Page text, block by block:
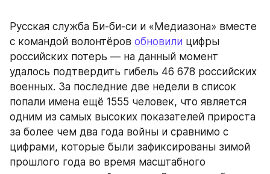
Русская служба Би-би-си и «Медиазона» вместе
с командой волонтёров обновили цифры
российских потерь — на данный момент
удалось подтвердить гибель 46 678 российских
военных. За последние две недели в список
попали имена ещё 1555 человек, что является
одним из самых высоких показателей прироста
за более чем два года войны и сравнимо с
цифрами, которые были зафиксированы зимой
прошлого года во время масштабного